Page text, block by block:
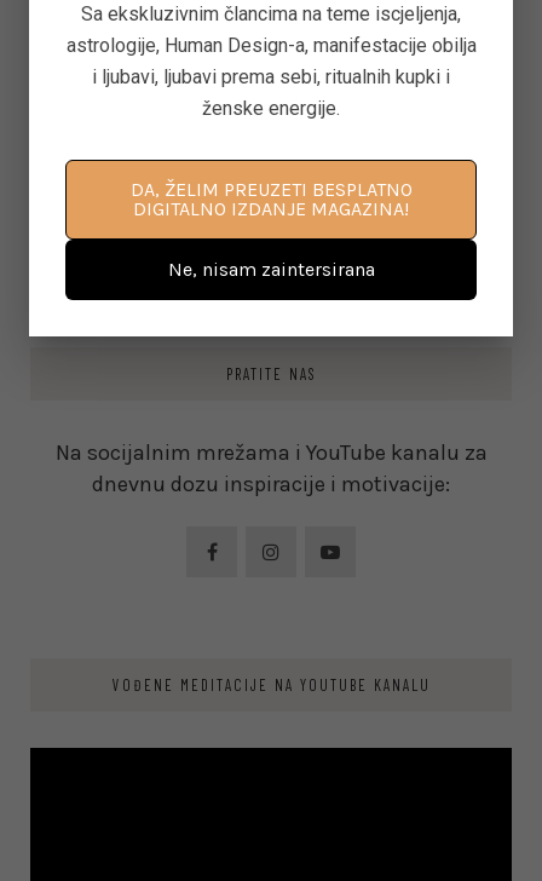
ASTEROID JUNO U ASTROLOGIJI – ARHETIP
KRALJICE, BRAKA I MOĆI U ODNOSIMA
on June 11, 2026
KAKO PONOVNO PROBUDITI KREATIVNOST
KROZ POKRET, DAH I SVJESNU PRISUTNOST
on June 8, 2026
PRATITE NAS
Na socijalnim mrežama i YouTube kanalu za
dnevnu dozu inspiracije i motivacije:
VOĐENE MEDITACIJE NA YOUTUBE KANALU
Sa ekskluzivnim člancima na teme iscjeljenja,
astrologije, Human Design-a, manifestacije obilja
i ljubavi, ljubavi prema sebi, ritualnih kupki i
ženske energije.
DA, ŽELIM PREUZETI BESPLATNO
DIGITALNO IZDANJE MAGAZINA!
Ne, nisam zaintersirana